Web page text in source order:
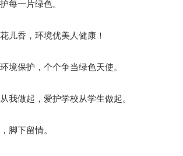
每一片绿色。
儿香，环境优美人健康！
境保护，个个争当绿色天使。
我做起，爱护学校从学生做起。
脚下留情。